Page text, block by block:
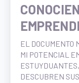
EL DOCUMENTO
MI POTENCIAL
DESCUBREN